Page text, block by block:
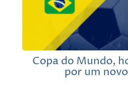
Copa do Mundo,
por um